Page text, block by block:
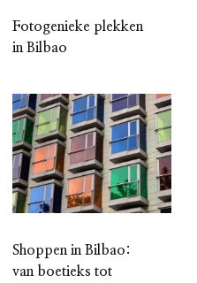
Fotogenieke plekken
in Bilbao
Shoppen in Bilbao:
van boetieks tot